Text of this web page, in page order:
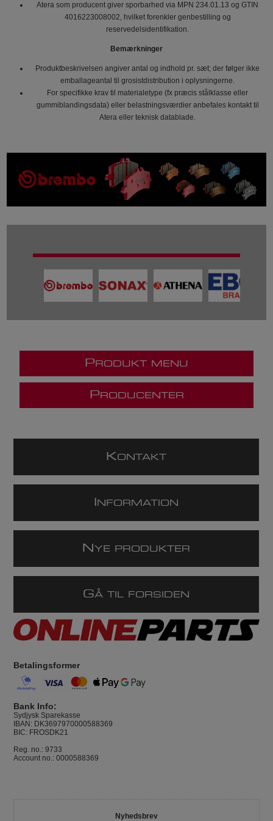
Atera som producent giver sporbarhed via MPN 234.01.13 og GTIN
4016223008002, hvilket forenkler genbestilling og
reservedelsidentifikation.
Bemærkninger
Produktbeskrivelsen angiver antal og indhold pr. sæt; der følger ikke
emballageantal til grosistdistribution i oplysningerne.
For specifikke krav til materialetype (fx præcis stålklasse eller
gummiblandingsdata) eller belastningsværdier anbefales kontakt til
Atera eller teknisk datablade.
P RODUKT MENU
P RODUCENTER
KONTAKT
NFORMATION
N YE PRODUKTER
GÅ TIL FORSIDEN
Betalingsformer
Bank Info:
Sydjysk Sparekasse
IBAN: DK3697970000588369
BIC: FROSDK21
Reg. no.: 9733
Account no.: 0000588369
Nyhedsbrev